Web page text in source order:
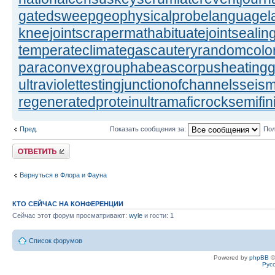
gatedsweepgeophysicalprobe
kneejointscrapermathabituate
temperateclimategascautery
paraconvexgrouphabeascorpus
ultraviolettestingjunctionofchannels
regeneratedproteinultramaficrock
Пред. Показать сообщения за:
Ответить
Вернуться в Флора и Фауна
КТО СЕЙЧАС НА КОНФЕРЕНЦИИ
Сейчас этот форум просматривают: wyle и гости: 1
Список форумов
Powered by phpBB